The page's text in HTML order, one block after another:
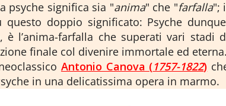
psyche significa sia "anima" che "farfalla";
doppio significato: Psyche
l’anima-farfalla che superati vari stadi
finale col divenire immortale ed eterna.
Antonio Canova (1757-1822)
in una delicatissima opera in marmo.